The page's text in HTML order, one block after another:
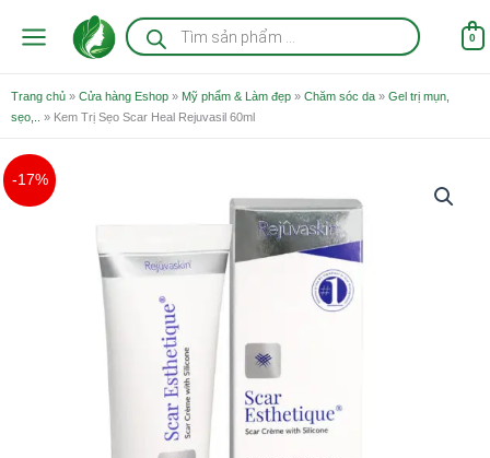
Tìm
kiếm
sản
0
Trang chủ » Cửa hàng Eshop » Mỹ phẩm & Làm đẹp » Chăm sóc da » Gel trị mụn,
sẹo,..
» Kem Trị Sẹo Scar Heal Rejuvasil 60ml
-17%
1.450.000 ₫.
hiện
tại
là:
1.200.000 ₫.
Kem
Trị